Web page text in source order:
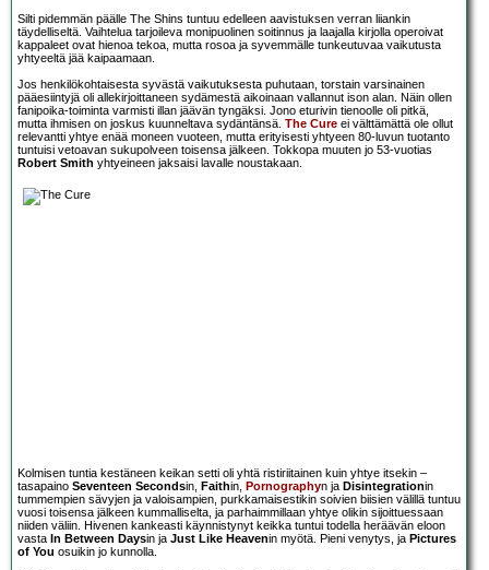
Silti pidemmän päälle The Shins tuntuu edelleen aavistuksen verran liiankin
täydelliseltä. Vaihtelua tarjoileva monipuolinen soitinnus ja laajalla kirjolla operoivat
kappaleet ovat hienoa tekoa, mutta rosoa ja syvemmälle tunkeutuvaa vaikutusta
yhtyeeltä jää kaipaamaan.
Jos henkilökohtaisesta syvästä vaikutuksesta puhutaan, torstain varsinainen
pääesiintyjä oli allekirjoittaneen sydämestä aikoinaan vallannut ison alan. Näin ollen
fanipoika-toiminta varmisti illan jäävän tyngäksi. Jono eturivin tienoolle oli pitkä,
mutta ihmisen on joskus kuunneltava sydäntänsä. The Cure ei välttämättä ole ollut
relevantti yhtye enää moneen vuoteen, mutta erityisesti yhtyeen 80-luvun tuotanto
tuntuisi vetoavan sukupolveen toisensa jälkeen. Tokkopa muuten jo 53-vuotias
Robert Smith yhtyeineen jaksaisi lavalle noustakaan.
Kolmisen tuntia kestäneen keikan setti oli yhtä ristiriitainen kuin yhtye itsekin –
tasapaino Seventeen Secondsin, Faithin, Pornographyn ja Disintegrationin
tummempien sävyjen ja valoisampien, purkkamaisestikin soivien biisien välillä tuntuu
vuosi toisensa jälkeen kummalliselta, ja parhaimmillaan yhtye olikin sijoittuessaan
niiden väliin. Hivenen kankeasti käynnistynyt keikka tuntui todella heräävän eloon
vasta In Between Daysin ja Just Like Heavenin myötä. Pieni venytys, ja Pictures
of You osuikin jo kunnolla.